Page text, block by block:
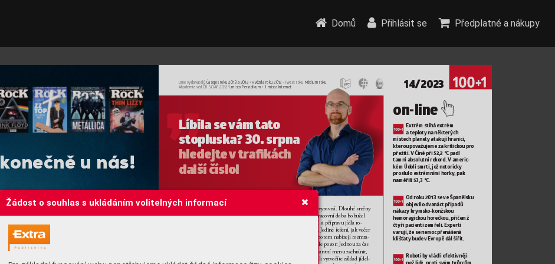
Žádost o souhlas s ukládáním volitelných informací
konečně u nás!
jemuž se máloco vyrovná. Dlouhé směny
či nepravidelná pracovní doba bohužel
často znemožňují si přípravu jídla ro-
zumně načasovat. Jediné řešení, jak večer
rodinu nakrmit, potom nabízejí rozmra-
. Ale pozor: Jednou za čas
vás sice může instantní menu zachránit,
pokud si zněj však vytvoříte základ jídel-
Líbila se vám tato
stopluska? 30. srpna
hledejte v traﬁkách
další číslo!
Extrém stíhá extrém
a teploty na některých
místech planety atakují hranici,
kterou považujeme za kritickou pro
přežití. V Číně při 52,2 °C padl
tamní absolutní rekord. V americ-
kém Údolí smrti, jež notoricky
proslulo extrémními horky, pak
naměřili 53,3 °C.
Od roku 2013 se ve Španělsku
objevilo dvanáct případů
nákazy krymsko-konžskou
hemoragickou horečkou, přičemž
čtyři pacienti zemřeli. Experti
varují, že se nemoc přenášená
klíšťaty bude v Evropě dál šířit.
Roboti by vládli efektivněji
než lidé, proti svým tvůrcům
Unie vydavatelů Časopis roku 2013 a 2012 + Hvězda roku 2012 • Tweet roku Médium roku
Akademie věd ČR SCIAP 2012 1. místo Periodikum + 1. místo Internet
on-line
14/2023
Domů Přihlásit se Předplatné a nákupy